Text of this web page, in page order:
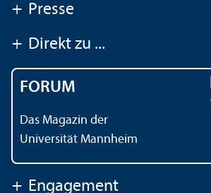
+ Presse
+ Direkt zu ...
FORUM
Das Magazin der
Universität Mannheim
+ Engagement